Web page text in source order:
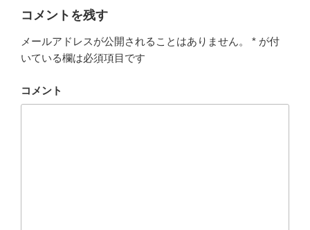
コメントを残す
メールアドレスが公開されることはありません。 * が付
いている欄は必須項目です
コメント